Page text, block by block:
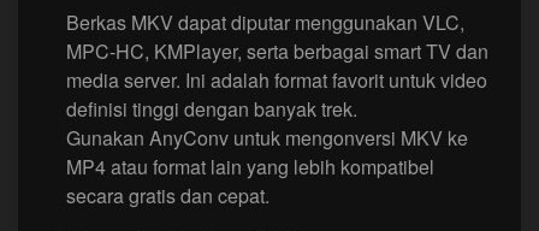
Berkas MKV dapat diputar menggunakan VLC,
MPC-HC, KMPlayer, serta berbagai smart TV dan
media server. Ini adalah format favorit untuk video
definisi tinggi dengan banyak trek.
Gunakan AnyConv untuk mengonversi MKV ke
MP4 atau format lain yang lebih kompatibel
secara gratis dan cepat.